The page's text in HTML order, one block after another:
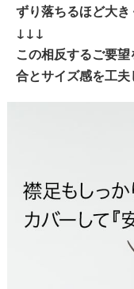
ずり落ちるほど大き
↓↓↓
この相反するご要
合とサイズ感を工夫